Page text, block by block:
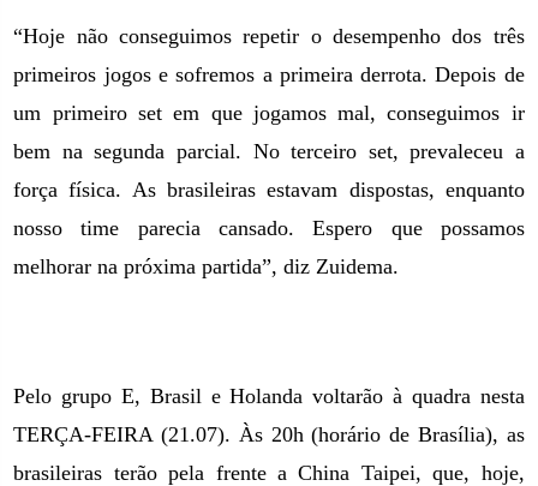
“Hoje não conseguimos repetir o desempenho dos três
primeiros jogos e sofremos a primeira derrota. Depois de
um primeiro set em que jogamos mal, conseguimos ir
bem na segunda parcial. No terceiro set, prevaleceu a
força física. As brasileiras estavam dispostas, enquanto
nosso time parecia cansado. Espero que possamos
melhorar na próxima partida”, diz Zuidema.
Pelo grupo E, Brasil e Holanda voltarão à quadra nesta
TERÇA-FEIRA (21.07). Às 20h (horário de Brasília), as
brasileiras terão pela frente a China Taipei, que, hoje,